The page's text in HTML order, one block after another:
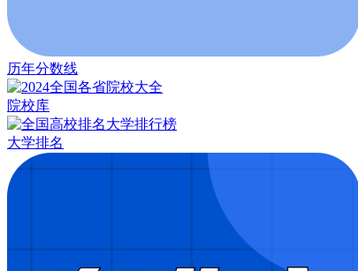
历年分数线
院校库
大学排名